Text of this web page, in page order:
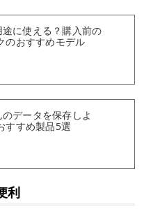
に使える？購入前の
のおすすめモデル
データを保存しよ
すすめ製品5選
利